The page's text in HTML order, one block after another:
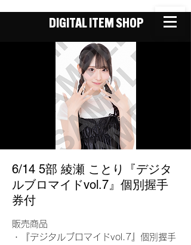
DIGITAL ITEM SHOP
6/14 5部 綾瀬 ことり『デジタ
ルブロマイドvol.7』個別握手
券付
販売商品
・『デジタルブロマイドvol.7』個別握手